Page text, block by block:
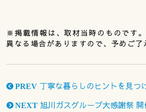
※掲載情報は、取材当時のものです
異なる場合がありますので、予めご了
PREV 丁寧な暮らしのヒントを見つ
NEXT 旭川ガスグループ大感謝祭 開